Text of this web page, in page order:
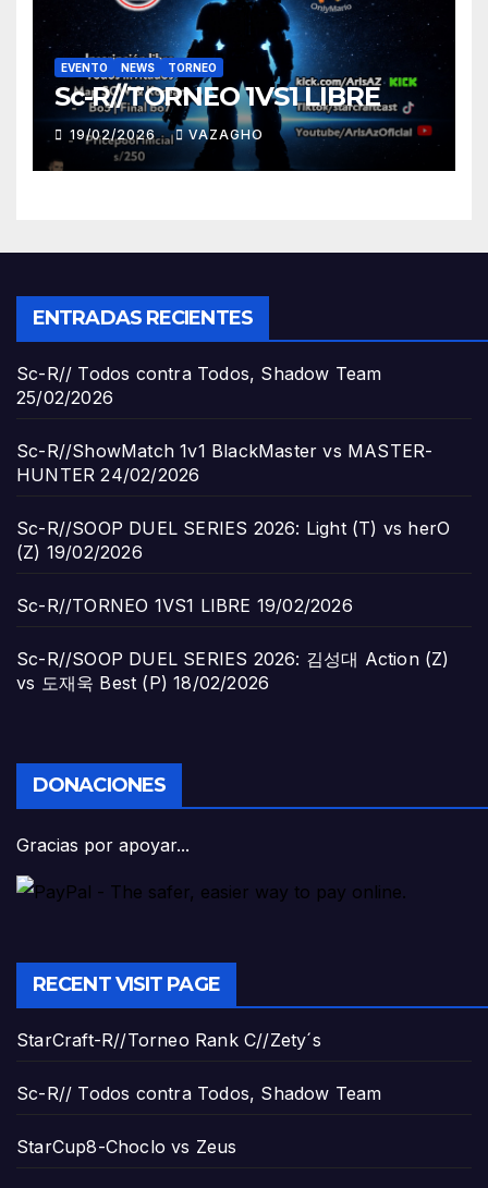
EVENTO NEWS TORNEO
Sc-R//TORNEO 1VS1 LIBRE
19/02/2026 VAZAGHO
ENTRADAS RECIENTES
Sc-R// Todos contra Todos, Shadow Team
25/02/2026
Sc-R//ShowMatch 1v1 BlackMaster vs MASTER-
HUNTER 24/02/2026
Sc-R//SOOP DUEL SERIES 2026: Light (T) vs herO
(Z) 19/02/2026
Sc-R//TORNEO 1VS1 LIBRE 19/02/2026
Sc-R//SOOP DUEL SERIES 2026: 김성대 Action (Z)
vs 도재욱 Best (P) 18/02/2026
DONACIONES
Gracias por apoyar...
RECENT VISIT PAGE
StarCraft-R//Torneo Rank C//Zety´s
Sc-R// Todos contra Todos, Shadow Team
StarCup8-Choclo vs Zeus